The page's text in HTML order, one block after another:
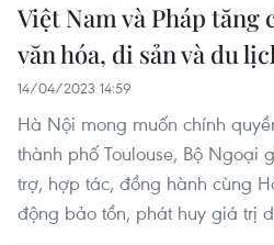
Việt Nam và Pháp tăng
văn hóa, di sản và du
14/04/2023 14:59
Hà Nội mong muốn chính
thành phố Toulouse, Bộ Ngoại
trợ, hợp tác, đồng hành cùng
động bảo tồn, phát huy giá trị